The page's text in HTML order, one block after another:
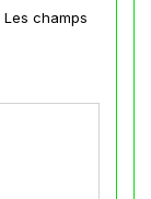
Les champs